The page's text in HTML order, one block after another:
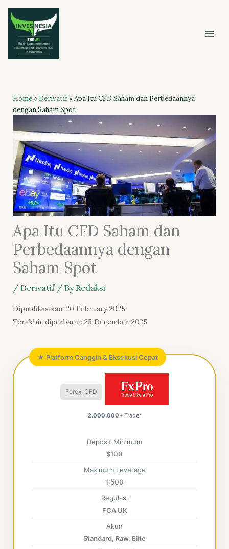
Skip
content
Home» Derivatif»Apa Itu CFD Saham dan Perbedaannya
dengan Saham Spot
Apa Itu CFD Saham dan
Perbedaannya dengan
Saham Spot
/ Derivatif/ By Redaksi
Dipublikasikan: 20 February 2025
Terakhir diperbarui: 25 December 2025
★ Platform Canggih & Eksekusi Cepat
Forex, CFD
2.000.000+ Trader
Deposit Minimum
$100
Maximum Leverage
1:500
Regulasi
FCA UK
Akun
Standard, Raw, Elite